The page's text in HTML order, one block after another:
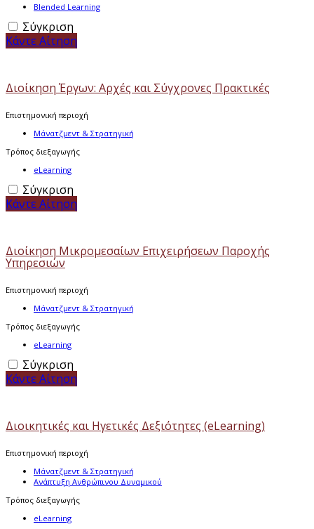
Blended Learning
Σύγκριση
Κάντε Αίτηση
Διοίκηση Έργων: Αρχές και Σύγχρονες Πρακτικές
Επιστημονική περιοχή
Μάνατζμεντ & Στρατηγική
Τρόπος διεξαγωγής
eLearning
Σύγκριση
Κάντε Αίτηση
Διοίκηση Μικρομεσαίων Επιχειρήσεων Παροχής
Υπηρεσιών
Επιστημονική περιοχή
Μάνατζμεντ & Στρατηγική
Τρόπος διεξαγωγής
eLearning
Σύγκριση
Κάντε Αίτηση
Διοικητικές και Ηγετικές Δεξιότητες (eLearning)
Επιστημονική περιοχή
Μάνατζμεντ & Στρατηγική
Ανάπτυξη Ανθρώπινου Δυναμικού
Τρόπος διεξαγωγής
eLearning